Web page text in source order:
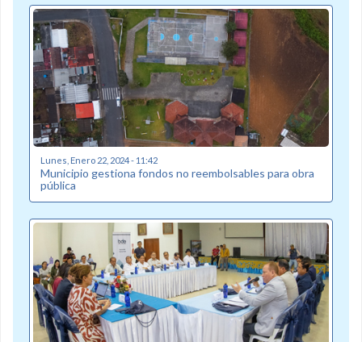
Lunes, Enero 22, 2024 - 11:42
Municipio gestiona fondos no reembolsables para obra
pública